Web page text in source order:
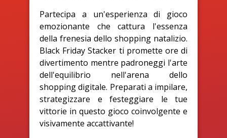
Partecipa a un'esperienza di gioco
emozionante che cattura l'essenza
della frenesia dello shopping natalizio.
Black Friday Stacker ti promette ore di
divertimento mentre padroneggi l'arte
dell'equilibrio nell'arena dello
shopping digitale. Preparati a impilare,
strategizzare e festeggiare le tue
vittorie in questo gioco coinvolgente e
visivamente accattivante!